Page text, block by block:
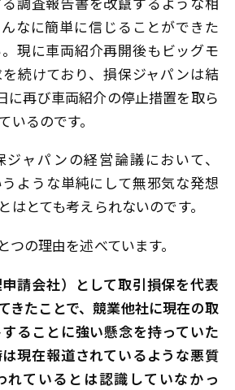
なに簡単に信じることができた
現に車両紹介再開後もビッグモ
続けており、損保ジャパンは結
に再び車両紹介の停止措置を取ら
いるのです。
ジャパンの経営論議において、
うような単純にして無邪気な発想
はとても考えられないのです。
つの理由を述べています。
申請会社）として取引損保を代表
きたことで、競業他社に現在の取
ることに強い懸念を持っていた
現在報道されているような悪質
れているとは認識していなかっ